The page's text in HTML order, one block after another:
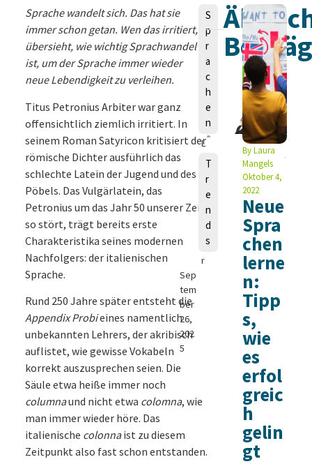
Sprache wandelt sich. Das hat sie
immer schon getan. Wen das irritiert,
übersieht, wie wichtig Sprachwandel
ist, um der Sprache immer wieder
neue Lebendigkeit zu verleihen.
Titus Petronius Arbiter war ganz
offensichtlich ziemlich irritiert. In
seinem Roman Satyricon kritisiert der
römische Dichter ausführlich das
schlechte Latein der Jugend und des
Pöbels. Das Vulgärlatein, das
Petronius um das Jahr 50 unserer Zeit
so stört, trägt bereits erste
Charakteristika seines modernen
Nachfolgers: der italienischen
Sprache.
Rund 250 Jahre später entsteht die
Appendix Probieines namentlich
unbekannten Lehrers, der akribisch
auflistet, wie gewisse Vokabeln
korrekt auszusprechen seien. Die
Säule etwa heiße immer noch
columnaund nicht etwa colomna, wie
man immer wieder höre. Das
italienische colonnaist zu diesem
Zeitpunkt also fast schon entstanden.
V
o
L
e
d
e
r
Sep
tem
ber
26,
202
5
S
p
r
a
c
h
e
n
T
r
e
n
d
s
ByLaura
Mangels
Oktober 4,
2022
Neue
Spra
chen
lerne
n:
Tipp
s,
wie
es
erfol
greic
h
gelin
gt